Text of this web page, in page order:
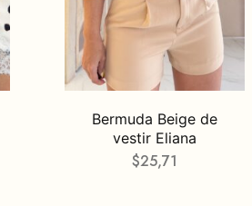
Bermuda Beige de
vestir Eliana
$25,71